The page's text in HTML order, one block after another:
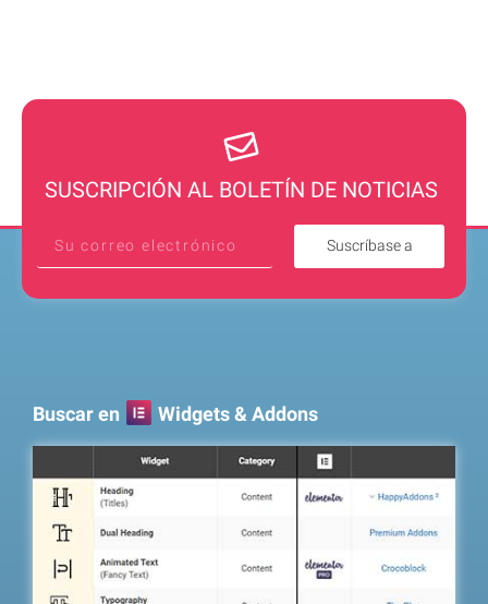
SUSCRIPCIÓN AL BOLETÍN DE NOTICIAS
Suscríbase a
Buscar en Widgets & Addons